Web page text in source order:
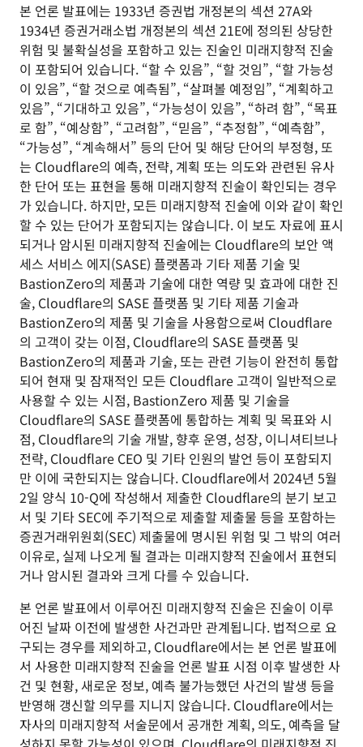
본 언론 발표에는 1933년 증권법 개정본의 섹션 27A와
1934년 증권거래소법 개정본의 섹션 21E에 정의된 상당한
위험 및 불확실성을 포함하고 있는 진술인 미래지향적 진술
이 포함되어 있습니다. “할 수 있음”, “할 것임”, “할 가능성
이 있음”, “할 것으로 예측됨”, “살펴볼 예정임”, “계획하고
있음”, “기대하고 있음”, “가능성이 있음”, “하려 함”, “목표
로 함”, “예상함”, “고려함”, “믿음”, “추정함”, “예측함”,
“가능성”, “계속해서” 등의 단어 및 해당 단어의 부정형, 또
는 Cloudflare의 예측, 전략, 계획 또는 의도와 관련된 유사
한 단어 또는 표현을 통해 미래지향적 진술이 확인되는 경우
가 있습니다. 하지만, 모든 미래지향적 진술에 이와 같이 확인
할 수 있는 단어가 포함되지는 않습니다. 이 보도 자료에 표시
되거나 암시된 미래지향적 진술에는 Cloudflare의 보안 액
세스 서비스 에지(SASE) 플랫폼과 기타 제품 기술 및
BastionZero의 제품과 기술에 대한 역량 및 효과에 대한 진
술, Cloudflare의 SASE 플랫폼 및 기타 제품 기술과
BastionZero의 제품 및 기술을 사용함으로써 Cloudflare
의 고객이 갖는 이점, Cloudflare의 SASE 플랫폼 및
BastionZero의 제품과 기술, 또는 관련 기능이 완전히 통합
되어 현재 및 잠재적인 모든 Cloudflare 고객이 일반적으로
사용할 수 있는 시점, BastionZero 제품 및 기술을
Cloudflare의 SASE 플랫폼에 통합하는 계획 및 목표와 시
점, Cloudflare의 기술 개발, 향후 운영, 성장, 이니셔티브나
전략, Cloudflare CEO 및 기타 인원의 발언 등이 포함되지
만 이에 국한되지는 않습니다. Cloudflare에서 2024년 5월
2일 양식 10-Q에 작성해서 제출한 Cloudflare의 분기 보고
서 및 기타 SEC에 주기적으로 제출할 제출물 등을 포함하는
증권거래위원회(SEC) 제출물에 명시된 위험 및 그 밖의 여러
이유로, 실제 나오게 될 결과는 미래지향적 진술에서 표현되
거나 암시된 결과와 크게 다를 수 있습니다.
본 언론 발표에서 이루어진 미래지향적 진술은 진술이 이루
어진 날짜 이전에 발생한 사건과만 관계됩니다. 법적으로 요
구되는 경우를 제외하고, Cloudflare에서는 본 언론 발표에
서 사용한 미래지향적 진술을 언론 발표 시점 이후 발생한 사
건 및 현황, 새로운 정보, 예측 불가능했던 사건의 발생 등을
반영해 갱신할 의무를 지니지 않습니다. Cloudflare에서는
자사의 미래지향적 서술문에서 공개한 계획, 의도, 예측을 달